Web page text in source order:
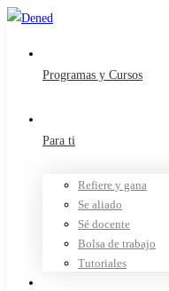
Programas y Cursos
Para ti
Refiere y gana
Se aliado
Sé docente
Bolsa de trabajo
Tutoriales